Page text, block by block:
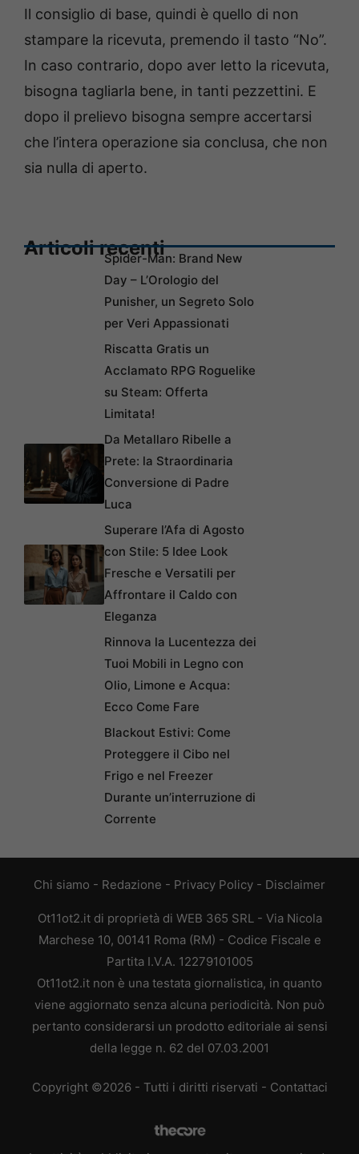
Il consiglio di base, quindi è quello di non
stampare la ricevuta, premendo il tasto “No”.
In caso contrario, dopo aver letto la ricevuta,
bisogna tagliarla bene, in tanti pezzettini. E
dopo il prelievo bisogna sempre accertarsi
che l’intera operazione sia conclusa, che non
sia nulla di aperto.
Articoli recentiSpider-Man: Brand New
Day – L’Orologio del
Punisher, un Segreto Solo
per Veri Appassionati
Riscatta Gratis un
Acclamato RPG Roguelike
su Steam: Offerta
Limitata!
Da Metallaro Ribelle a
Prete: la Straordinaria
Conversione di Padre
Luca
Superare l’Afa di Agosto
con Stile: 5 Idee Look
Fresche e Versatili per
Affrontare il Caldo con
Eleganza
Rinnova la Lucentezza dei
Tuoi Mobili in Legno con
Olio, Limone e Acqua:
Ecco Come Fare
Blackout Estivi: Come
Proteggere il Cibo nel
Frigo e nel Freezer
Durante un’interruzione di
Corrente
Chi siamo - Redazione - Privacy Policy - Disclaimer
Ot11ot2.it di proprietà di WEB 365 SRL - Via Nicola
Marchese 10, 00141 Roma (RM) - Codice Fiscale e
Partita I.V.A. 12279101005
Ot11ot2.it non è una testata giornalistica, in quanto
viene aggiornato senza alcuna periodicità. Non può
pertanto considerarsi un prodotto editoriale ai sensi
della legge n. 62 del 07.03.2001
Copyright ©2026 - Tutti i diritti riservati - Contattaci